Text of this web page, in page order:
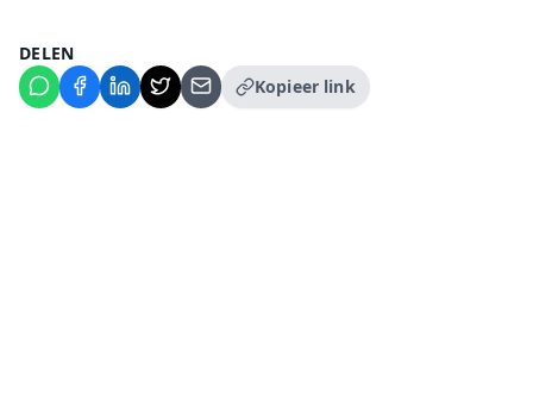
DELEN
Kopieer link